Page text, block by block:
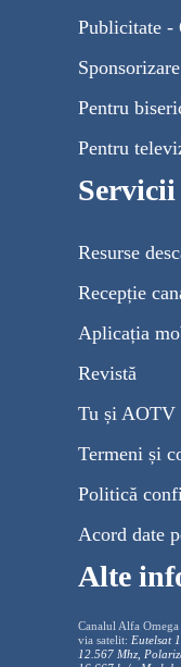
Publicitate -
Pentru
Pentru
Resurse
Recepție
Aplicația
Revistă
Tu și AOTV
Termeni și
Politică
Acord date
Alte
Canalul Alfa
via satelit: Eutelsat
12.567 Mhz,